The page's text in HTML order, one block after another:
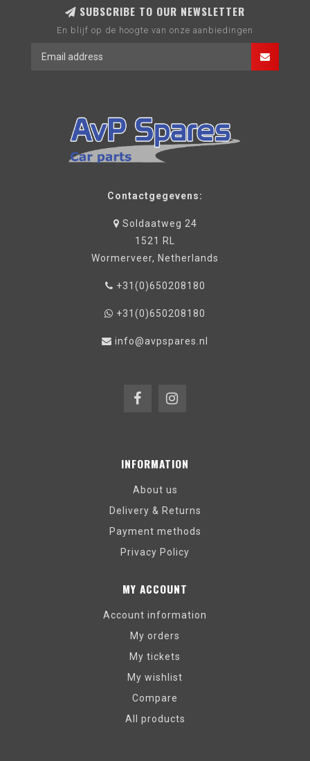
SUBSCRIBE TO OUR NEWSLETTER
En blijf op de hoogte van onze aanbiedingen
Contactgegevens:
Soldaatweg 24
1521 RL
Wormerveer, Netherlands
+31(0)650208180
+31(0)650208180
info@avpspares.nl
INFORMATION
About us
Delivery & Returns
Payment methods
Privacy Policy
MY ACCOUNT
Account information
My orders
My tickets
My wishlist
Compare
All products